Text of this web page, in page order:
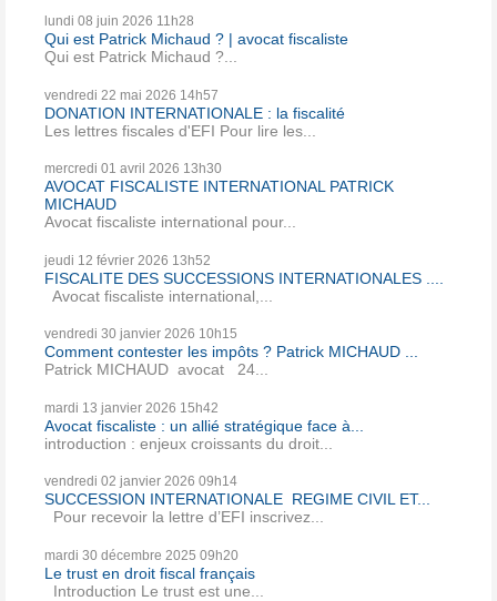
lundi 08 juin 2026 11h28
Qui est Patrick Michaud ? | avocat fiscaliste
Qui est Patrick Michaud ?...
vendredi 22 mai 2026 14h57
DONATION INTERNATIONALE : la fiscalité
Les lettres fiscales d'EFI Pour lire les...
mercredi 01 avril 2026 13h30
AVOCAT FISCALISTE INTERNATIONAL PATRICK
MICHAUD
Avocat fiscaliste international pour...
jeudi 12 février 2026 13h52
FISCALITE DES SUCCESSIONS INTERNATIONALES ....
Avocat fiscaliste international,...
vendredi 30 janvier 2026 10h15
Comment contester les impôts ? Patrick MICHAUD ...
Patrick MICHAUD avocat 24...
mardi 13 janvier 2026 15h42
Avocat fiscaliste : un allié stratégique face à...
introduction : enjeux croissants du droit...
vendredi 02 janvier 2026 09h14
SUCCESSION INTERNATIONALE REGIME CIVIL ET...
Pour recevoir la lettre d’EFI inscrivez...
mardi 30 décembre 2025 09h20
Le trust en droit fiscal français
Introduction Le trust est une...